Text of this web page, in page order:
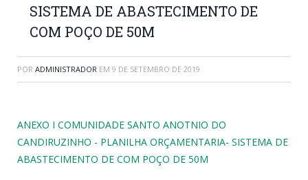
SISTEMA DE ABASTECIMENTO DE
COM POÇO DE 50M
POR ADMINISTRADOR EM 9 DE SETEMBRO DE 2019
ANEXO I COMUNIDADE SANTO ANOTNIO DO
CANDIRUZINHO - PLANILHA ORÇAMENTARIA- SISTEMA DE
ABASTECIMENTO DE COM POÇO DE 50M